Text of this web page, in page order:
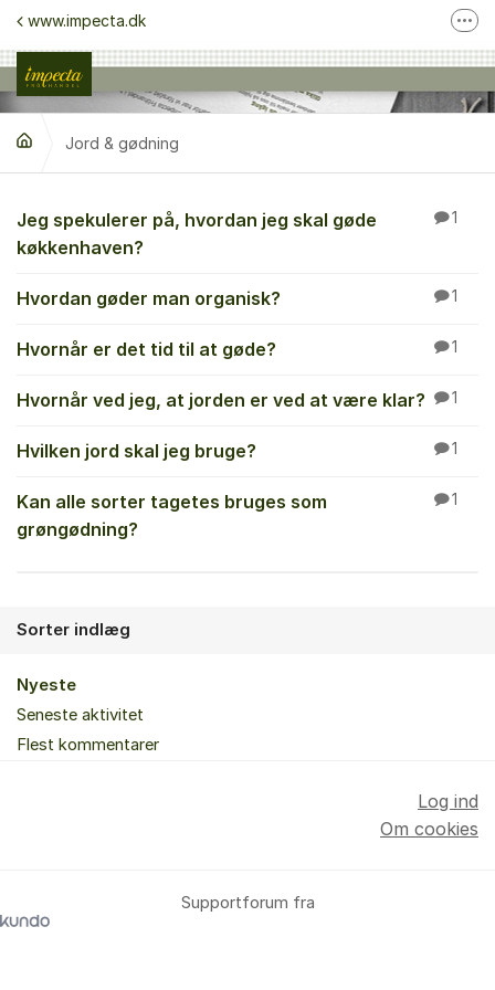
Gå til indhold
www.impecta.dk
Kontakt kundeservice
Følg os på Facebook
Jord & gødning
Jord & gødning
Jeg spekulerer på, hvordan jeg skal gøde
køkkenhaven?
1
Hvordan gøder man organisk? 1
Hvornår er det tid til at gøde? 1
Hvornår ved jeg, at jorden er ved at være klar? 1
Hvilken jord skal jeg bruge? 1
Kan alle sorter tagetes bruges som
grøngødning?
1
Sorter indlæg
Nyeste
Seneste aktivitet
Flest kommentarer
Supportforum fra
Log ind
Om cookies